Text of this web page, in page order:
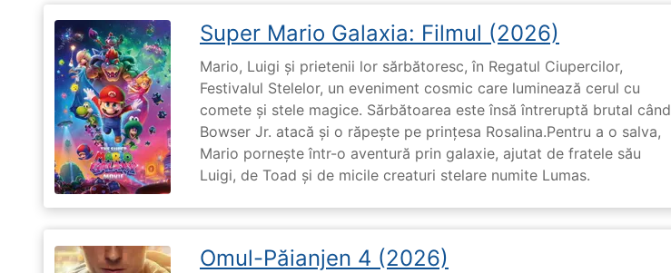
Super Mario Galaxia: Filmul (2026)
Mario, Luigi și prietenii lor sărbătoresc, în Regatul Ciupercilor,
Festivalul Stelelor, un eveniment cosmic care luminează cerul cu
comete și stele magice. Sărbătoarea este însă întreruptă brutal când
Bowser Jr. atacă și o răpește pe prinţesa Rosalina.Pentru a o salva,
Mario pornește într-o aventură prin galaxie, ajutat de fratele său
Luigi, de Toad și de micile creaturi stelare numite Lumas.
Omul-Păianjen 4 (2026)